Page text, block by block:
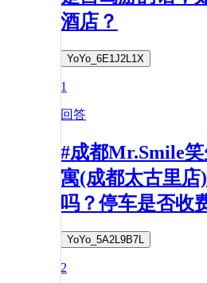
酒店？
YoYo_6E1J2L1X
1
回答
#成都Mr.Smile
寓(成都太古里
吗？停车是否收
YoYo_5A2L9B7L
2